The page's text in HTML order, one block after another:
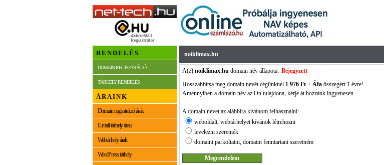
RENDELÉS
DOMAIN REGISZTRÁCIÓ
TÁRHELY RENDELÉS
ÁRAINK
Domain regisztráció árak
E-mail tárhely árak
Webtárhely árak
WordPress tárhely
noiklimax.hu
A(z) noiklimax.hudomain név állapota: Bejegyzett
Hosszabbítsa meg domain nevét cégünknél 1 976 Ft + Áfaösszegért 1 évre!
Amennyiben a domain név az Ön tulajdona, kérje át hozzánk ingyenesen.
A domain nevet az alábbira kívánom felhasználni:
weboldalt, webtárhelyet kívánok létrehozni
levelezni szeretnék
domaint parkoltatni, domaint fenntartani szeretném